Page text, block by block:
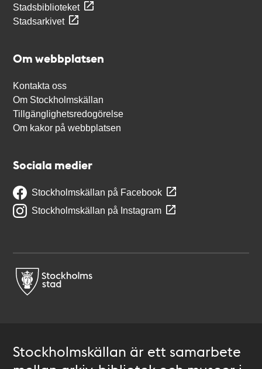
Stadsbiblioteket
Stadsarkivet
Om webbplatsen
Kontakta oss
Om Stockholmskällan
Tillgänglighetsredogörelse
Om kakor på webbplatsen
Sociala medier
Stockholmskällan på Facebook
Stockholmskällan på Instagram
Stockholmskällan är ett samarbete